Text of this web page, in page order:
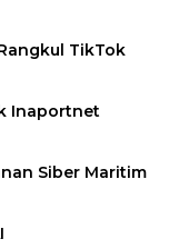
TikTok
Inaportnet
Siber Maritim